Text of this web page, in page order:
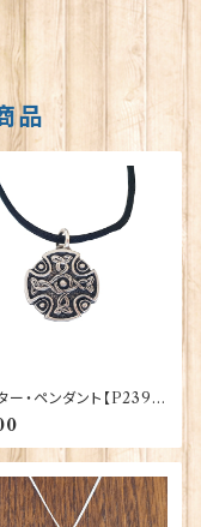
品
ー・ペンダント【P239】
P239